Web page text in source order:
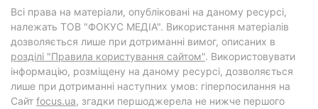
Всі права на матеріали, опубліковані на даному ресурсі,
належать ТОВ "ФОКУС МЕДІА". Використання матеріалів
дозволяється лише при дотриманні вимог, описаних в
розділі "Правила користування сайтом". Використовувати
інформацію, розміщену на даному ресурсі, дозволяється
лише при дотриманні наступних умов: гіперпосилання на
Cайт focus.ua, згадки першоджерела не нижче першого